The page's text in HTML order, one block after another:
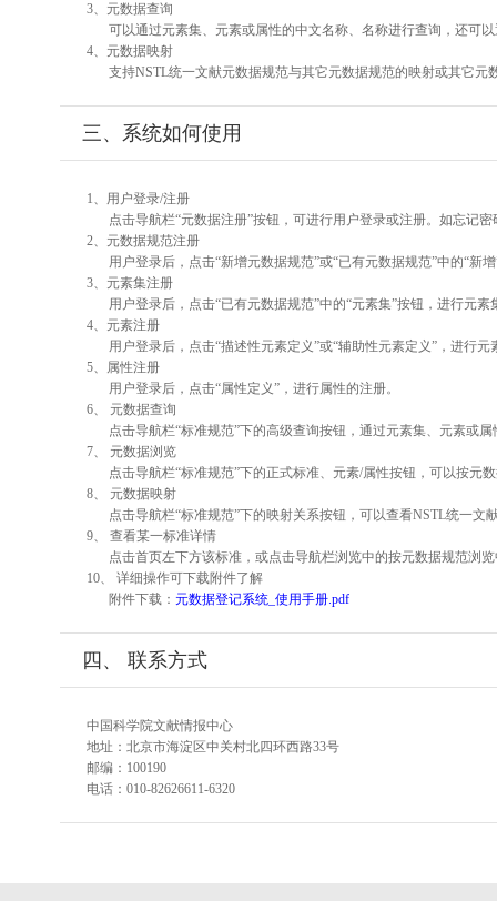
3、元数据查询
可以通过元素集、元素或属性的中文名称、名称进行查询，还可
4、元数据映射
支持NSTL统一文献元数据规范与其它元数据规范的映射或其它元
三、系统如何使用
1、用户登录/注册
点击导航栏“元数据注册”按钮，可进行用户登录或注册。如忘记
2、元数据规范注册
用户登录后，点击“新增元数据规范”或“已有元数据规范”中的“新
3、元素集注册
用户登录后，点击“已有元数据规范”中的“元素集”按钮，进行元素
4、元素注册
用户登录后，点击“描述性元素定义”或“辅助性元素定义”，进行元
5、属性注册
用户登录后，点击“属性定义”，进行属性的注册。
6、 元数据查询
点击导航栏“标准规范”下的高级查询按钮，通过元素集、元素或
7、 元数据浏览
点击导航栏“标准规范”下的正式标准、元素/属性按钮，可以按元
8、 元数据映射
点击导航栏“标准规范”下的映射关系按钮，可以查看NSTL统一文
9、 查看某一标准详情
点击首页左下方该标准，或点击导航栏浏览中的按元数据规范浏
10、 详细操作可下载附件了解
附件下载： 元数据登记系统_使用手册.pdf
四、 联系方式
中国科学院文献情报中心
地址：北京市海淀区中关村北四环西路33号
邮编：100190
电话：010-82626611-6320